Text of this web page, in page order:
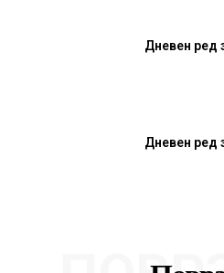
Дневен ред
Дневен ред